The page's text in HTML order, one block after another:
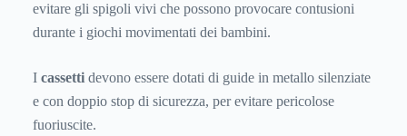
evitare gli spigoli vivi che possono provocare contusioni
durante i giochi movimentati dei bambini.
I cassetti devono essere dotati di guide in metallo silenziate
e con doppio stop di sicurezza, per evitare pericolose
fuoriuscite.